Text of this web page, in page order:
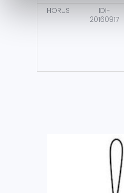
HORUS
IDI-
20160917